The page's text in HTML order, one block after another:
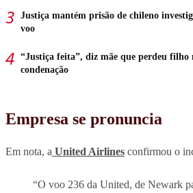
Justiça mantém prisão de chileno
voo
“Justiça feita”, diz mãe que perdeu filho
condenação
Empresa se pronuncia
Em nota, a United Airlines confirmou o
“O voo 236 da United, de Newark